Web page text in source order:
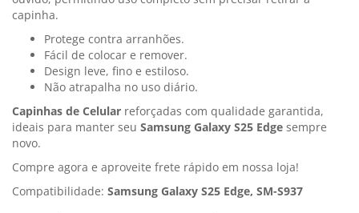
capinha.
Protege contra arranhões.
Fácil de colocar e remover.
Design leve, fino e estiloso.
Não atrapalha no uso diário.
Capinhas de Celular reforçadas com qualidade garantida,
ideais para manter seu Samsung Galaxy S25 Edge sempre
novo.
Compre agora e aproveite frete rápido em nossa loja!
Compatibilidade: Samsung Galaxy S25 Edge, SM-S937